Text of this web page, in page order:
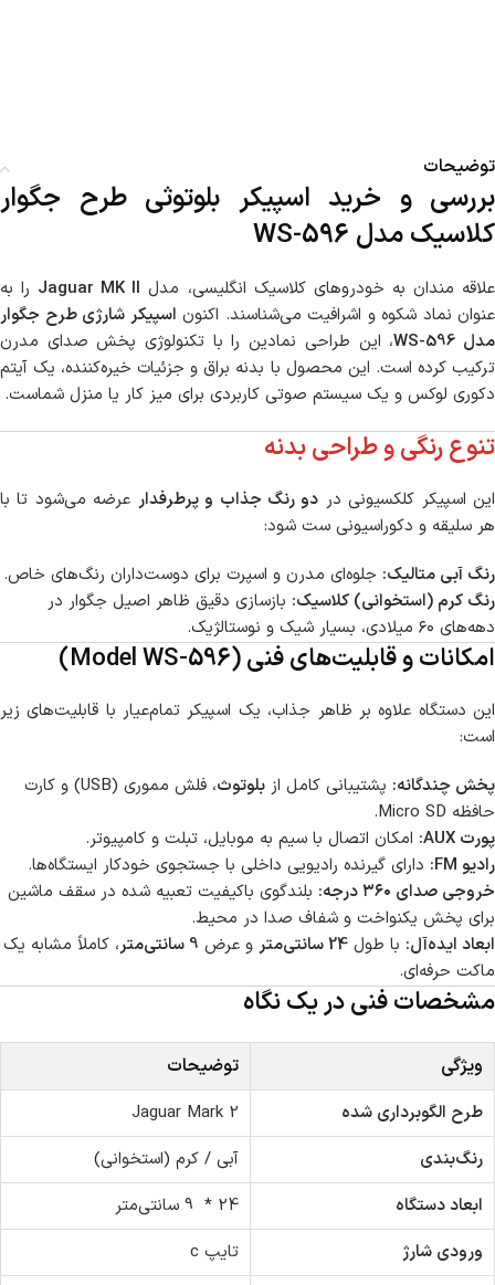
توضیحات
بررسی و خرید اسپیکر بلوتوثی طرح جگوار
کلاسیک مدل WS-596
علاقه مندان به خودروهای کلاسیک انگلیسی، مدل Jaguar MK II را به
عنوان نماد شکوه و اشرافیت می‌شناسند. اکنون اسپیکر شارژی طرح جگوار
مدل WS-596
، این طراحی نمادین را با تکنولوژی پخش صدای مدرن
ترکیب کرده است. این محصول با بدنه براق و جزئیات خیره‌کننده، یک آیتم
دکوری لوکس و یک سیستم صوتی کاربردی برای میز کار یا منزل شماست.
تنوع رنگی و طراحی بدنه
این اسپیکر کلکسیونی در دو رنگ جذاب و پرطرفدار عرضه می‌شود تا با
هر سلیقه و دکوراسیونی ست شود:
رنگ آبی متالیک: جلوه‌ای مدرن و اسپرت برای دوست‌داران رنگ‌های خاص.
رنگ کرم (استخوانی) کلاسیک: بازسازی دقیق ظاهر اصیل جگوار در
دهه‌های ۶۰ میلادی، بسیار شیک و نوستالژیک.
امکانات و قابلیت‌های فنی (Model WS-596)
این دستگاه علاوه بر ظاهر جذاب، یک اسپیکر تمام‌عیار با قابلیت‌های زیر
است:
پخش چندگانه: پشتیبانی کامل از بلوتوث
، فلش مموری (USB) و کارت
حافظه Micro SD.
پورت AUX:
امکان اتصال با سیم به موبایل، تبلت و کامپیوتر.
رادیو FM:
دارای گیرنده رادیویی داخلی با جستجوی خودکار ایستگاه‌ها.
خروجی صدای ۳۶۰ درجه:
بلندگوی باکیفیت تعبیه شده در سقف ماشین
برای پخش یکنواخت و شفاف صدا در محیط.
ابعاد ایده‌آل: با طول 24 سانتی‌متر و عرض 9 سانتی‌متر
، کاملاً مشابه یک
ماکت حرفه‌ای.
مشخصات فنی در یک نگاه
ویژگی توضیحات
طرح الگوبرداری شده
Jaguar Mark 2
رنگ‌بندی
آبی / کرم (استخوانی)
ابعاد دستگاه
24 * 9 سانتی‌متر
ورودی شارژ
تایپ c